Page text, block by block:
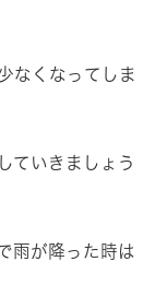
なくなってしま
ていきましょう
雨が降った時は